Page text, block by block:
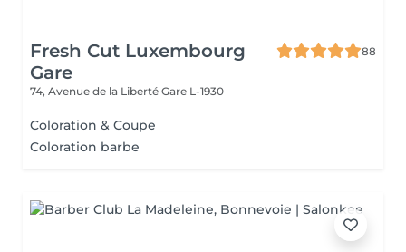
Fresh Cut Luxembourg
Gare
88
74, Avenue de la Liberté Gare L-1930
Coloration & Coupe
Coloration barbe